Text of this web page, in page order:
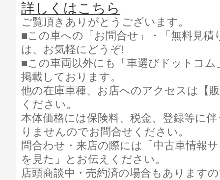
詳しくはこちら
ご覧頂きありがとうございます。
■この車への「お問合せ」・「無料見積
は、お気軽にどうぞ!
■この車両以外にも「車選びドットコ
掲載しております。
他の在庫車種、お店へのアクセスは【
ください。
本体価格には保険料、税金、登録等に
りませんのでお問合せください。
問合わせ・来店の際には「中古車情報
を見た」とお伝えください。
店頭商談中・売約済の場合もあります